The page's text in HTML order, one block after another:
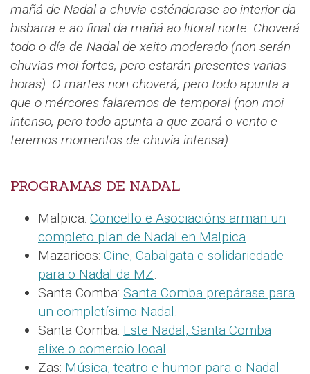
mañá de Nadal a chuvia esténderase ao interior da
bisbarra e ao final da mañá ao litoral norte. Choverá
todo o día de Nadal de xeito moderado (non serán
chuvias moi fortes, pero estarán presentes varias
horas). O martes non choverá, pero todo apunta a
que o mércores falaremos de temporal (non moi
intenso, pero todo apunta a que zoará o vento e
teremos momentos de chuvia intensa).
PROGRAMAS DE NADAL
Malpica: Concello e Asociacións arman un
completo plan de Nadal en Malpica.
Mazaricos: Cine, Cabalgata e solidariedade
para o Nadal da MZ.
Santa Comba: Santa Comba prepárase para
un completísimo Nadal.
Santa Comba: Este Nadal, Santa Comba
elixe o comercio local.
Zas: Música, teatro e humor para o Nadal